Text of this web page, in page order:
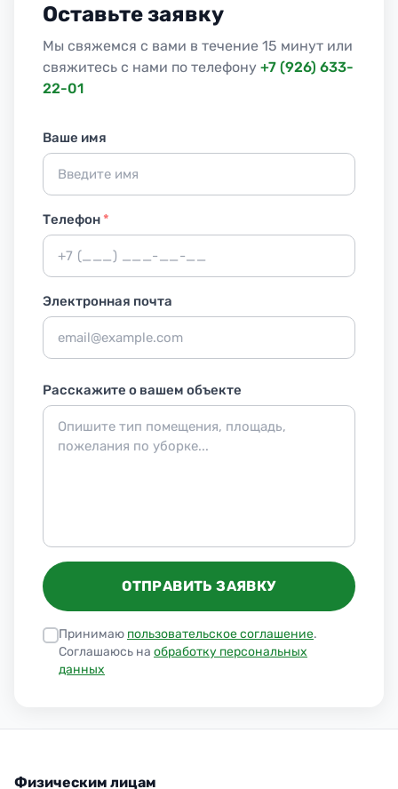
Оставьте заявку
Мы свяжемся с вами в течение 15 минут или
свяжитесь с нами по телефону +7 (926) 633-
22-01
Ваше имя
Телефон*
Электронная почта
Расскажите о вашем объекте
ОТПРАВИТЬ ЗАЯВКУ
Принимаю пользовательское соглашение.
Соглашаюсь на обработку персональных
данных
Физическим лицам